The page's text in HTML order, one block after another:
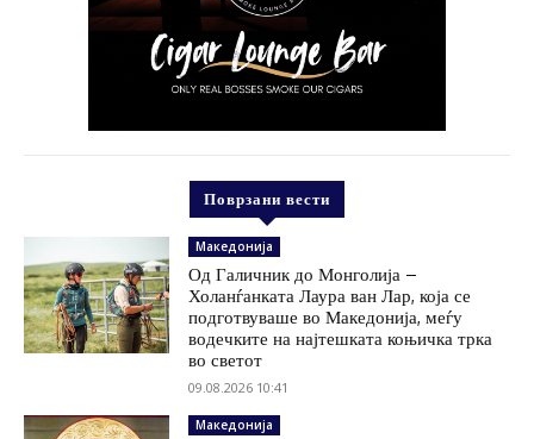
Поврзани вести
Македонија
Од Галичник до Монголија –
Холанѓанката Лаура ван Лар, која се
подготвуваше во Македонија, меѓу
водечките на најтешката коњичка трка
во светот
09.08.2026 10:41
Македонија